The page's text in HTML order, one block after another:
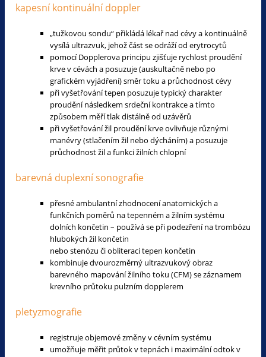
kapesní kontinuální doppler
„tužkovou sondu“ přikládá lékař nad cévy a kontinuálně
vysílá ultrazvuk, jehož část se odráží od erytrocytů
pomocí Dopplerova principu zjišťuje rychlost proudění
krve v cévách a posuzuje (auskultačně nebo po
grafickém vyjádření) směr toku a průchodnost cévy
při vyšetřování tepen posuzuje typický charakter
proudění následkem srdeční kontrakce a tímto
způsobem měří tlak distálně od uzávěrů
při vyšetřování žil proudění krve ovlivňuje různými
manévry (stlačením žil nebo dýcháním) a posuzuje
průchodnost žil a funkci žilních chlopní
barevná duplexní sonografie
přesné ambulantní zhodnocení anatomických a
funkčních poměrů na tepenném a žilním systému
dolních končetin – používá se při podezření na trombózu
hlubokých žil končetin
nebo stenózu či obliteraci tepen končetin
kombinuje dvourozměrný ultrazvukový obraz
barevného mapování žilního toku (CFM) se záznamem
krevního průtoku pulzním dopplerem
pletyzmografie
registruje objemové změny v cévním systému
umožňuje měřit průtok v tepnách i maximální odtok v